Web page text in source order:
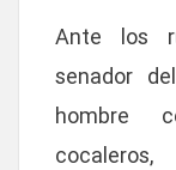
Ante los
senador
hombre
cocaleros,